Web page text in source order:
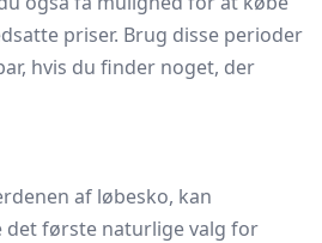
priser. Brug disse perioder
hvis du finder noget, der
af løbesko, kan
første naturlige valg for